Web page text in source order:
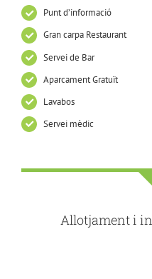
Punt d’informació
Gran carpa Restaurant
Servei de Bar
Aparcament Gratuït
Lavabos
Servei mèdic
Allotjament i